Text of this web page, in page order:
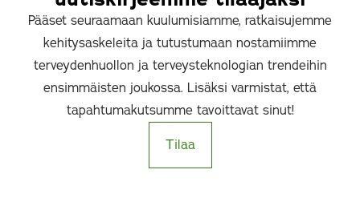
Pääset seuraamaan kuulumisiamme, ratkaisujemme
kehitysaskeleita ja tutustumaan nostamiimme
terveydenhuollon ja terveysteknologian trendeihin
ensimmäisten joukossa. Lisäksi varmistat, että
tapahtumakutsumme tavoittavat sinut!
Tilaa